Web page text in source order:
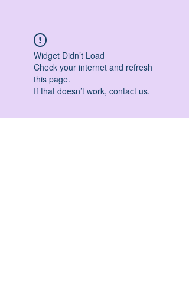
Widget Didn’t Load
Check your internet and refresh
this page.
If that doesn’t work, contact us.